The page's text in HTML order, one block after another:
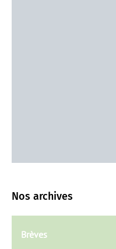
Nos archives
Brèves